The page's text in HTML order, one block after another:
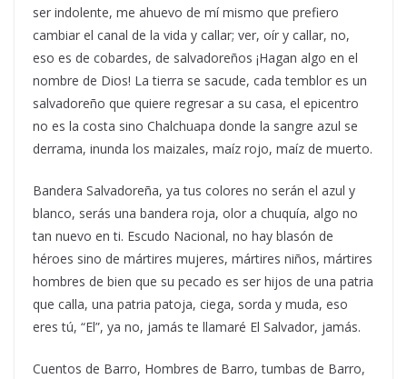
ser indolente, me ahuevo de mí mismo que prefiero
cambiar el canal de la vida y callar; ver, oír y callar, no,
eso es de cobardes, de salvadoreños ¡Hagan algo en el
nombre de Dios! La tierra se sacude, cada temblor es un
salvadoreño que quiere regresar a su casa, el epicentro
no es la costa sino Chalchuapa donde la sangre azul se
derrama, inunda los maizales, maíz rojo, maíz de muerto.
Bandera Salvadoreña, ya tus colores no serán el azul y
blanco, serás una bandera roja, olor a chuquía, algo no
tan nuevo en ti. Escudo Nacional, no hay blasón de
héroes sino de mártires mujeres, mártires niños, mártires
hombres de bien que su pecado es ser hijos de una patria
que calla, una patria patoja, ciega, sorda y muda, eso
eres tú, “El”, ya no, jamás te llamaré El Salvador, jamás.
Cuentos de Barro, Hombres de Barro, tumbas de Barro,